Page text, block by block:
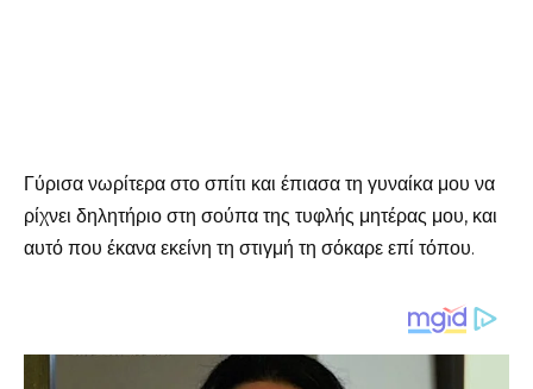
Γύρισα νωρίτερα στο σπίτι και έπιασα τη γυναίκα μου να
ρίχνει δηλητήριο στη σούπα της τυφλής μητέρας μου, και
αυτό που έκανα εκείνη τη στιγμή τη σόκαρε επί τόπου.